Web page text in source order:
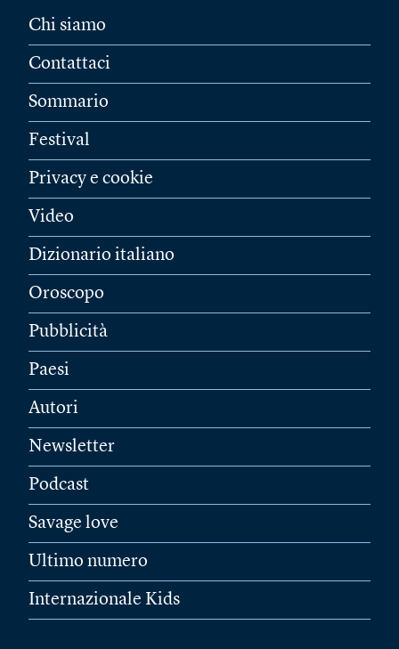
Chi siamo
Contattaci
Sommario
Festival
Privacy e cookie
Video
Dizionario italiano
Oroscopo
Pubblicità
Paesi
Autori
Newsletter
Podcast
Savage love
Ultimo numero
Internazionale Kids